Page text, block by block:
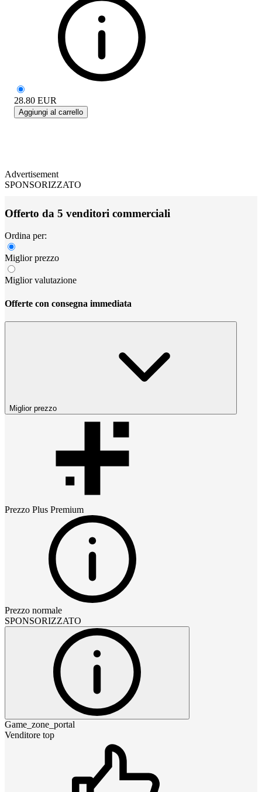
28.80 EUR
Aggiungi al carrello
Advertisement
SPONSORIZZATO
Offerto da 5 venditori commerciali
Ordina per:
Miglior prezzo
Miglior valutazione
Offerte con consegna immediata
Miglior prezzo
Prezzo Plus Premium
Prezzo normale
SPONSORIZZATO
Game_zone_portal
Venditore top